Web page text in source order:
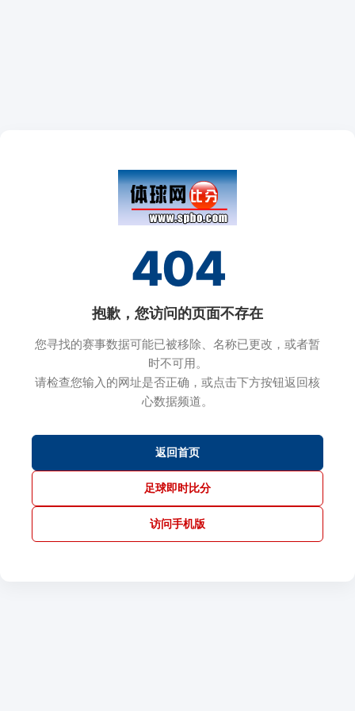
404
抱歉，您访问的页面不存在
您寻找的赛事数据可能已被移除、名称已更改，或者暂
时不可用。
请检查您输入的网址是否正确，或点击下方按钮返回核
心数据频道。
返回首页
足球即时比分
访问手机版